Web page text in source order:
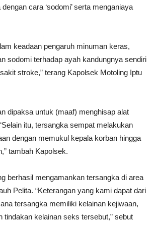
cara ‘sodomi’ serta menganiaya
keadaan pengaruh minuman keras,
sodomi terhadap ayah kandungnya sendiri
stroke,” terang Kapolsek Motoling Iptu
dipaksa untuk (maaf) menghisap alat
itu, tersangka sempat melakukan
dengan memukul kepala korban hingga
tambah Kapolsek.
berhasil mengamankan tersangka di area
Pelita. “Keterangan yang kami dapat dari
tersangka memiliki kelainan kejiwaan,
tindakan kelainan seks tersebut,” sebut